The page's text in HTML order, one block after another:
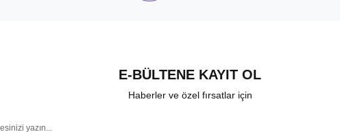
E-BÜLTENE KAYIT OL
Haberler ve özel fırsatlar için